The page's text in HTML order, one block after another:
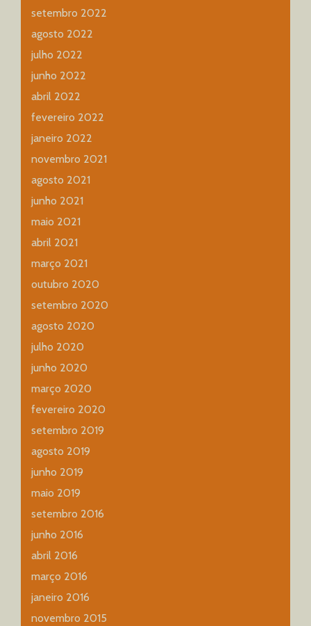
setembro 2022
agosto 2022
julho 2022
junho 2022
abril 2022
fevereiro 2022
janeiro 2022
novembro 2021
agosto 2021
junho 2021
maio 2021
abril 2021
março 2021
outubro 2020
setembro 2020
agosto 2020
julho 2020
junho 2020
março 2020
fevereiro 2020
setembro 2019
agosto 2019
junho 2019
maio 2019
setembro 2016
junho 2016
abril 2016
março 2016
janeiro 2016
novembro 2015